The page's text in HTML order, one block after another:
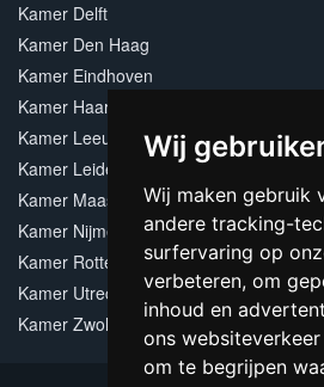
Wij
Wij maken gebruik
andere tracking-
surfervaring op
verbeteren, om
inhoud en
ons
om te begrijpen
Kamer Delft
Kamer Den Haag
Kamer Eindhoven
Kamer Haarlem
Kamer Leeuwarden
Kamer Leiden
Kamer Maastricht
Kamer Nijmegen
Kamer Rotterdam
Kamer Utrecht
Kamer Zwolle